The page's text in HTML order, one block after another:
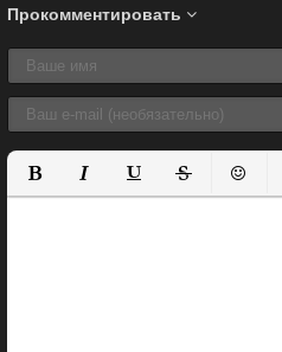
Прокомментировать
Полужирный
КурсивПодчеркнутый
Зачеркнутый